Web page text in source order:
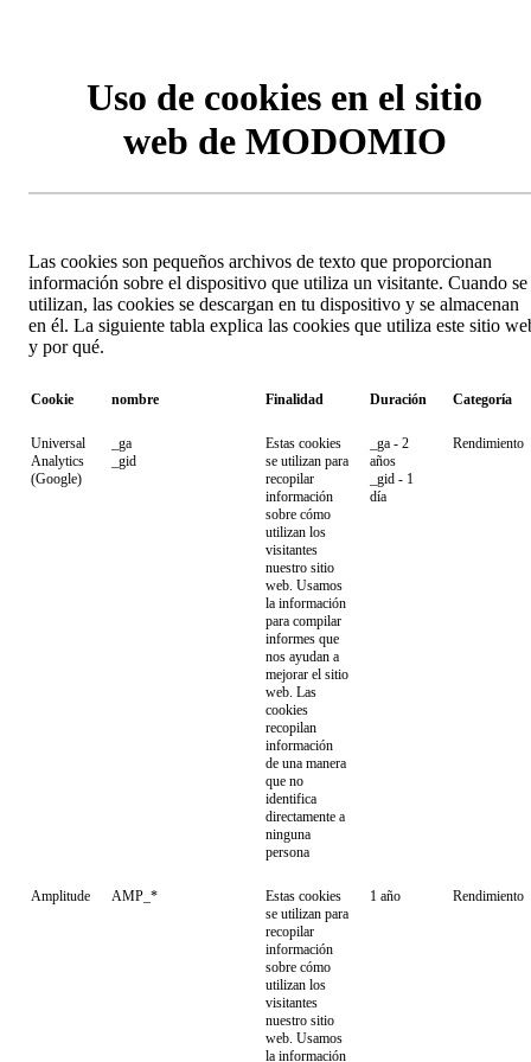
Uso de cookies en el sitio
web de MODOMIO
Las cookies son pequeños archivos de texto que proporcionan
información sobre el dispositivo que utiliza un visitante. Cuando se
utilizan, las cookies se descargan en tu dispositivo y se almacenan
en él. La siguiente tabla explica las cookies que utiliza este sitio
y por qué.
Cookie nombre Finalidad Duración Categoría
Universal
Analytics
(Google)
_ga
_gid
Estas cookies
se utilizan para
recopilar
información
sobre cómo
utilizan los
visitantes
nuestro sitio
web. Usamos
la información
para compilar
informes que
nos ayudan a
mejorar el sitio
web. Las
cookies
recopilan
información
de una manera
que no
identifica
directamente a
ninguna
persona
_ga - 2
años
_gid - 1
día
Rendimiento
Amplitude AMP_*
Estas cookies
se utilizan para
recopilar
información
sobre cómo
utilizan los
visitantes
nuestro sitio
web. Usamos
la información
1 año Rendimiento